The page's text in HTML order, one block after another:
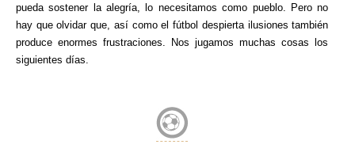
pueda sostener la alegría, lo necesitamos como pueblo. Pero no
hay que olvidar que, así como el fútbol despierta ilusiones también
produce enormes frustraciones. Nos jugamos muchas cosas los
siguientes días.